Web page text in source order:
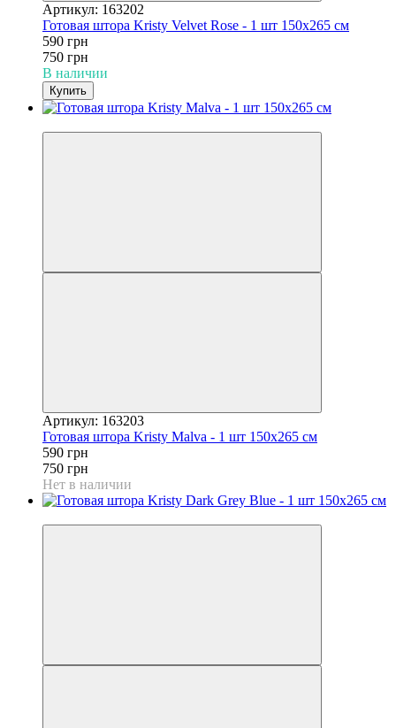
Артикул: 163202
Готовая штора Kristy Velvet Rose - 1 шт 150x265 см
590 грн
750 грн
В наличии
Купить
Артикул: 163203
Готовая штора Kristy Malva - 1 шт 150x265 см
590 грн
750 грн
Нет в наличии